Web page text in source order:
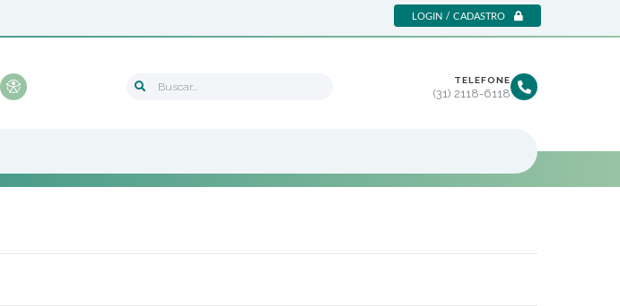
LOGIN / CADASTRO
Buscar... TELEFONE
(31) 2118-6118